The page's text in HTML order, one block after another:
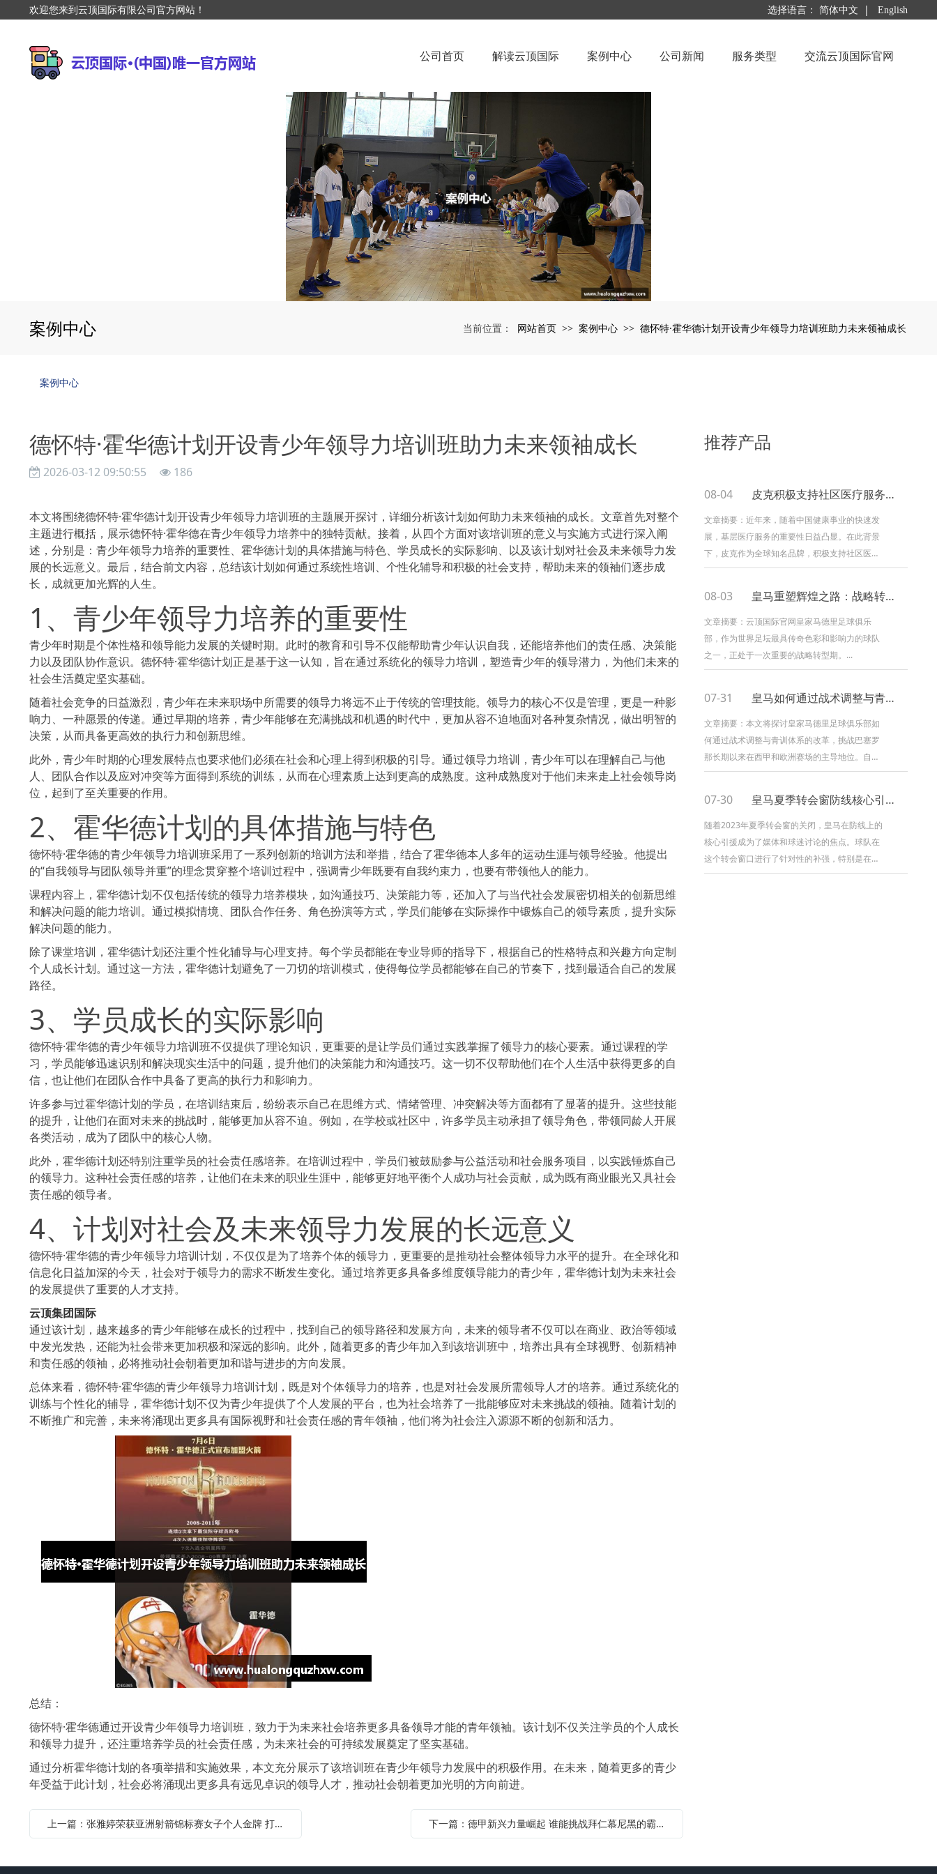
欢迎您来到云顶国际有限公司官方网站！ 选择语言： 简体中文 | English
公司首页 解读云顶国际 案例中心 公司新闻 服务类型 交流云顶国际官网
案例中心 当前位置： 网站首页 >> 案例中心 >> 德怀特·霍华德计划开设青少年领导力培训班助力未来领袖成长
案例中心
德怀特·霍华德计划开设青少年领导力培训班助力未来领袖成长
2026-03-12 09:50:55 186
本文将围绕德怀特·霍华德计划开设青少年领导力培训班的主题展开探讨，详细分析该计划如何助力未来领袖的成长。文章首先对整个
主题进行概括，展示德怀特·霍华德在青少年领导力培养中的独特贡献。接着，从四个方面对该培训班的意义与实施方式进行深入阐
述，分别是：青少年领导力培养的重要性、霍华德计划的具体措施与特色、学员成长的实际影响、以及该计划对社会及未来领导力发
展的长远意义。最后，结合前文内容，总结该计划如何通过系统性培训、个性化辅导和积极的社会支持，帮助未来的领袖们逐步成
长，成就更加光辉的人生。
1、青少年领导力培养的重要性
青少年时期是个体性格和领导能力发展的关键时期。此时的教育和引导不仅能帮助青少年认识自我，还能培养他们的责任感、决策能
力以及团队协作意识。德怀特·霍华德计划正是基于这一认知，旨在通过系统化的领导力培训，塑造青少年的领导潜力，为他们未来的
社会生活奠定坚实基础。
随着社会竞争的日益激烈，青少年在未来职场中所需要的领导力将远不止于传统的管理技能。领导力的核心不仅是管理，更是一种影
响力、一种愿景的传递。通过早期的培养，青少年能够在充满挑战和机遇的时代中，更加从容不迫地面对各种复杂情况，做出明智的
决策，从而具备更高效的执行力和创新思维。
此外，青少年时期的心理发展特点也要求他们必须在社会和心理上得到积极的引导。通过领导力培训，青少年可以在理解自己与他
人、团队合作以及应对冲突等方面得到系统的训练，从而在心理素质上达到更高的成熟度。这种成熟度对于他们未来走上社会领导岗
位，起到了至关重要的作用。
2、霍华德计划的具体措施与特色
德怀特·霍华德的青少年领导力培训班采用了一系列创新的培训方法和举措，结合了霍华德本人多年的运动生涯与领导经验。他提出
的“自我领导与团队领导并重”的理念贯穿整个培训过程中，强调青少年既要有自我约束力，也要有带领他人的能力。
课程内容上，霍华德计划不仅包括传统的领导力培养模块，如沟通技巧、决策能力等，还加入了与当代社会发展密切相关的创新思维
和解决问题的能力培训。通过模拟情境、团队合作任务、角色扮演等方式，学员们能够在实际操作中锻炼自己的领导素质，提升实际
解决问题的能力。
除了课堂培训，霍华德计划还注重个性化辅导与心理支持。每个学员都能在专业导师的指导下，根据自己的性格特点和兴趣方向定制
个人成长计划。通过这一方法，霍华德计划避免了一刀切的培训模式，使得每位学员都能够在自己的节奏下，找到最适合自己的发展
路径。
3、学员成长的实际影响
德怀特·霍华德的青少年领导力培训班不仅提供了理论知识，更重要的是让学员们通过实践掌握了领导力的核心要素。通过课程的学
习，学员能够迅速识别和解决现实生活中的问题，提升他们的决策能力和沟通技巧。这一切不仅帮助他们在个人生活中获得更多的自
信，也让他们在团队合作中具备了更高的执行力和影响力。
许多参与过霍华德计划的学员，在培训结束后，纷纷表示自己在思维方式、情绪管理、冲突解决等方面都有了显著的提升。这些技能
的提升，让他们在面对未来的挑战时，能够更加从容不迫。例如，在学校或社区中，许多学员主动承担了领导角色，带领同龄人开展
各类活动，成为了团队中的核心人物。
此外，霍华德计划还特别注重学员的社会责任感培养。在培训过程中，学员们被鼓励参与公益活动和社会服务项目，以实践锤炼自己
的领导力。这种社会责任感的培养，让他们在未来的职业生涯中，能够更好地平衡个人成功与社会贡献，成为既有商业眼光又具社会
责任感的领导者。
4、计划对社会及未来领导力发展的长远意义
德怀特·霍华德的青少年领导力培训计划，不仅仅是为了培养个体的领导力，更重要的是推动社会整体领导力水平的提升。在全球化和
信息化日益加深的今天，社会对于领导力的需求不断发生变化。通过培养更多具备多维度领导能力的青少年，霍华德计划为未来社会
的发展提供了重要的人才支持。
云顶集团国际
通过该计划，越来越多的青少年能够在成长的过程中，找到自己的领导路径和发展方向，未来的领导者不仅可以在商业、政治等领域
中发光发热，还能为社会带来更加积极和深远的影响。此外，随着更多的青少年加入到该培训班中，培养出具有全球视野、创新精神
和责任感的领袖，必将推动社会朝着更加和谐与进步的方向发展。
总体来看，德怀特·霍华德的青少年领导力培训计划，既是对个体领导力的培养，也是对社会发展所需领导人才的培养。通过系统化的
训练与个性化的辅导，霍华德计划不仅为青少年提供了个人发展的平台，也为社会培养了一批能够应对未来挑战的领袖。随着计划的
不断推广和完善，未来将涌现出更多具有国际视野和社会责任感的青年领袖，他们将为社会注入源源不断的创新和活力。
总结：
德怀特·霍华德通过开设青少年领导力培训班，致力于为未来社会培养更多具备领导才能的青年领袖。该计划不仅关注学员的个人成长
和领导力提升，还注重培养学员的社会责任感，为未来社会的可持续发展奠定了坚实基础。
通过分析霍华德计划的各项举措和实施效果，本文充分展示了该培训班在青少年领导力发展中的积极作用。在未来，随着更多的青少
年受益于此计划，社会必将涌现出更多具有远见卓识的领导人才，推动社会朝着更加光明的方向前进。
上一篇：张雅婷荣获亚洲射箭锦标赛女子个人金牌 打破多项纪录展现卓越实力 下一篇：德甲新兴力量崛起 谁能挑战拜仁慕尼黑的霸主地位
推荐产品
08-04 皮克积极支持社区医疗服务推动健康中国建设助力基层医疗发展
文章摘要：近年来，随着中国健康事业的快速发
展，基层医疗服务的重要性日益凸显。在此背景
下，皮克作为全球知名品牌，积极支持社区医疗
服务，推动健康中国建设，并为基层医疗发展注
08-03 皇马重塑辉煌之路：战略转型与未来愿景的全面解析
文章摘要：云顶国际官网皇家马德里足球俱乐
部，作为世界足坛最具传奇色彩和影响力的球队
之一，正处于一次重要的战略转型期。...
07-31 皇马如何通过战术调整与青训体系挑战巴萨的长期主导地位
文章摘要：本文将探讨皇家马德里足球俱乐部如
何通过战术调整与青训体系的改革，挑战巴塞罗
那长期以来在西甲和欧洲赛场的主导地位。自上
世纪90年代末以来，巴萨凭借其精细的技术流派
07-30 皇马夏季转会窗防线核心引援解析及其对球队战术的深远影响
随着2023年夏季转会窗的关闭，皇马在防线上的
核心引援成为了媒体和球迷讨论的焦点。球队在
这个转会窗口进行了针对性的补强，特别是在后
防线的建设上，显著提升了防守质量。通过引入